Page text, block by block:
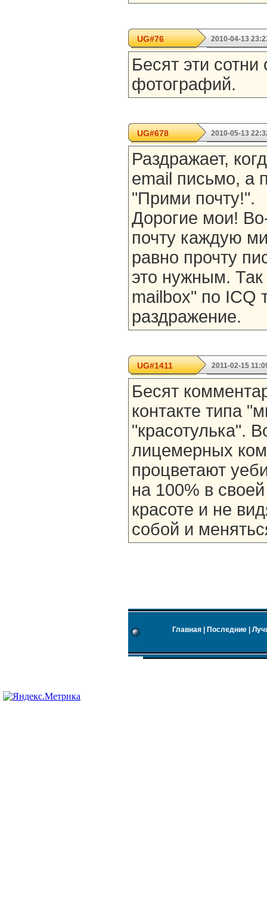
UG#76 2010-04-13
Бесят эти
фотографий.
UG#678 2010-05-13
Раздражает,
email письмо, а
"Прими почту!".
Дорогие мои!
почту каждую
равно прочту
это нужным.
mailbox" по ICQ
раздражение.
UG#1411 2011-02-15
Бесят
контакте типа
"красотулька".
лицемерных
процветают
на 100% в
красоте и не
собой и
Главная Последние